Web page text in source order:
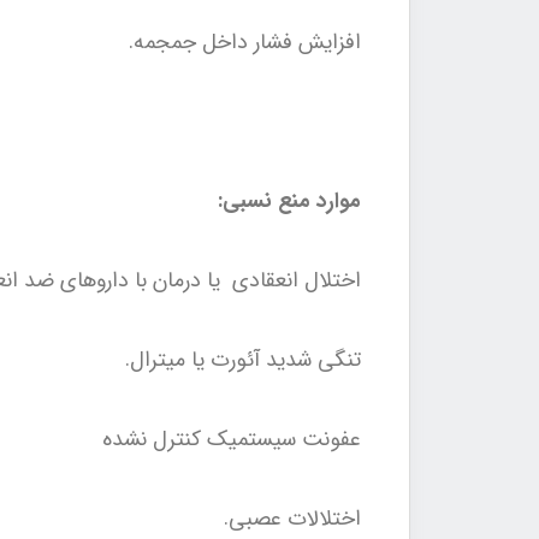
افزایش فشار داخل جمجمه.
موارد منع نسبی:
اختلال انعقادی یا درمان با داروهای ضد
تنگی شدید آئورت یا میترال.
عفونت سیستمیک کنترل نشده
اختلالات عصبی.